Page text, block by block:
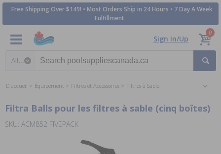
Free Shipping Over $149! • Most Orders Ship in 24 Hours • 7 Day A Week
Fulfillment
Sign In/Up
0
D'accueil Équipement Filtres et Accessoires Filtres à Sable
Filtra Balls pour les filtres à sable (cinq boîtes)
SKU: ACM852 FIVEPACK